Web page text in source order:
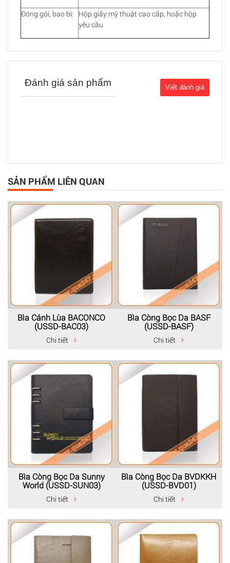
Đóng gói, bao bì:
Hộp giấy mỹ thuật cao cấp, hoặc hộp
yêu cầu
Đánh giá sản phẩm
SẢN PHẨM LIÊN QUAN
Bìa Cánh Lùa BACONCO
(USSD-BAC03)
Chi tiết
Bìa Còng Bọc Da BASF
(USSD-BASF)
Chi tiết
Bìa Còng Bọc Da Sunny
World (USSD-SUN03)
Chi tiết
Bìa Còng Bọc Da BVDKKH
(USSD-BVD01)
Chi tiết